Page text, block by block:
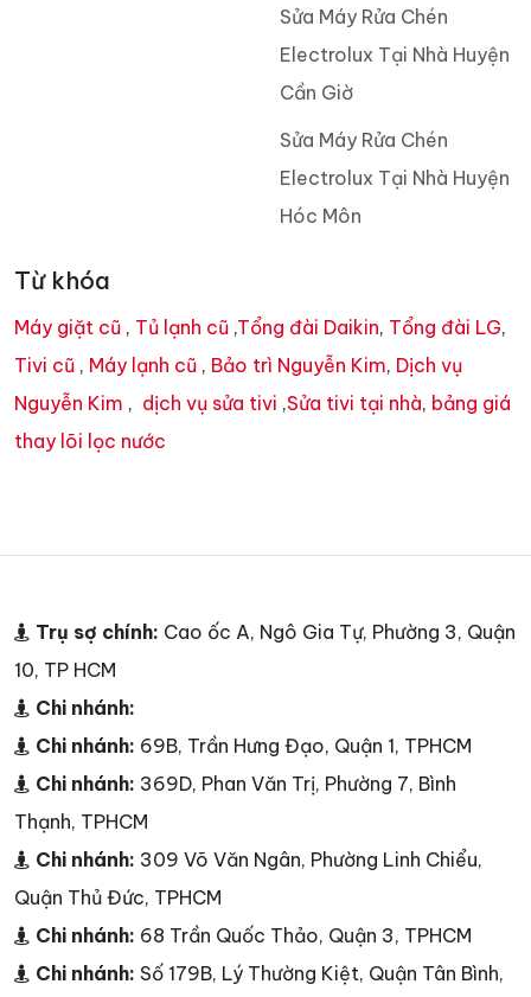
Sửa Máy Rửa Chén
Electrolux Tại Nhà Huyện
Cần Giờ
Sửa Máy Rửa Chén
Electrolux Tại Nhà Huyện
Hóc Môn
Từ khóa
Máy giặt cũ , Tủ lạnh cũ ,Tổng đài Daikin, Tổng đài LG,
Tivi cũ , Máy lạnh cũ , Bảo trì Nguyễn Kim, Dịch vụ
Nguyễn Kim , dịch vụ sửa tivi ,Sửa tivi tại nhà, bảng giá
thay lõi lọc nước
Trụ sợ chính: Cao ốc A, Ngô Gia Tự, Phường 3, Quận
10, TP HCM
Chi nhánh:
Chi nhánh: 69B, Trần Hưng Đạo, Quận 1, TPHCM
Chi nhánh: 369D, Phan Văn Trị, Phường 7, Bình
Thạnh, TPHCM
Chi nhánh: 309 Võ Văn Ngân, Phường Linh Chiểu,
Quận Thủ Đức, TPHCM
Chi nhánh: 68 Trần Quốc Thảo, Quận 3, TPHCM
Chi nhánh: Số 179B, Lý Thường Kiệt, Quận Tân Bình,